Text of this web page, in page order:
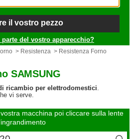
il vostro pezzo
del vostro apparecchio?
> Resistenza > Resistenza Forno
SAMSUNG
ricambio per elettrodomestici.
vi serve.
macchina poi cliccare sulla lente